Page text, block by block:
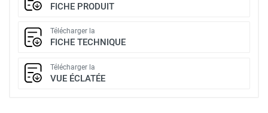
FICHE PRODUIT
Télécharger la
FICHE TECHNIQUE
Télécharger la
VUE ÉCLATÉE